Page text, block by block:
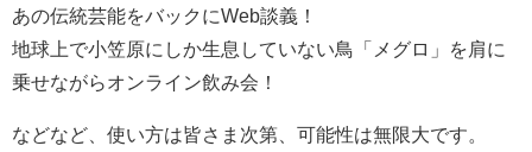
あの伝統芸能をバックにWeb談義！
地球上で小笠原にしか生息していない鳥「メグロ」を肩に
乗せながらオンライン飲み会！
などなど、使い方は皆さま次第、可能性は無限大です。